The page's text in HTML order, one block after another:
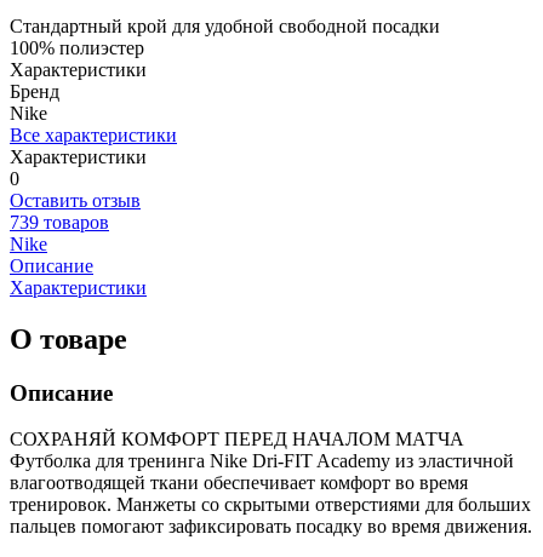
Стандартный крой для удобной свободной посадки
100% полиэстер
Характеристики
Бренд
Nike
Все характеристики
Характеристики
0
Оставить отзыв
739 товаров
Nike
Описание
Характеристики
О товаре
Описание
СОХРАНЯЙ КОМФОРТ ПЕРЕД НАЧАЛОМ МАТЧА
Футболка для тренинга Nike Dri-FIT Academy из эластичной
влагоотводящей ткани обеспечивает комфорт во время
тренировок. Манжеты со скрытыми отверстиями для больших
пальцев помогают зафиксировать посадку во время движения.